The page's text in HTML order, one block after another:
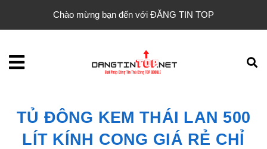
Chào mừng bạn đến với ĐĂNG TIN TOP
TỦ ĐÔNG KEM THÁI LAN 500
LÍT KÍNH CONG GIÁ RẺ CHỈ